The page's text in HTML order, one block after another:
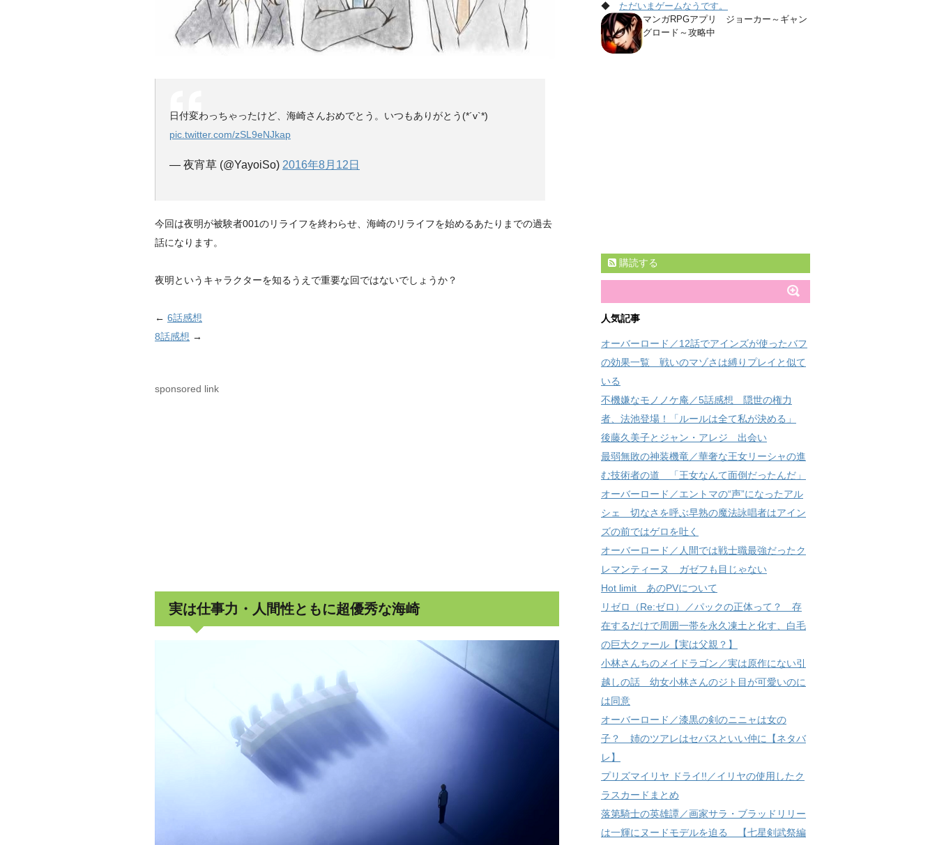
日付変わっちゃったけど、海崎さんおめでとう。いつもありがとう(*´v`*)
pic.twitter.com/zSL9eNJkap
— 夜宵草 (@YayoiSo) 2016年8月12日
今回は夜明が被験者001のリライフを終わらせ、海崎のリライフを始めるあたりまでの過去
話になります。
夜明というキャラクターを知るうえで重要な回ではないでしょうか？
← 6話感想
8話感想 →
sponsored link
実は仕事力・人間性ともに超優秀な海崎
◆ ただいまゲームなうです。
マンガRPGアプリ ジョーカー～ギャン
グロード～攻略中
購読する
人気記事
オーバーロード／12話でアインズが使ったバフ
の効果一覧 戦いのマゾさは縛りプレイと似て
いる
不機嫌なモノノケ庵／5話感想 隠世の権力
者、法池登場！「ルールは全て私が決める」
後藤久美子とジャン・アレジ 出会い
最弱無敗の神装機竜／華奢な王女リーシャの進
む技術者の道 「王女なんて面倒だったんだ」
オーバーロード／エントマの“声”になったアル
シェ 切なさを呼ぶ早熟の魔法詠唱者はアイン
ズの前ではゲロを吐く
オーバーロード／人間では戦士職最強だったク
レマンティーヌ ガゼフも目じゃない
Hot limit あのPVについて
リゼロ（Re:ゼロ）／パックの正体って？ 存
在するだけで周囲一帯を永久凍土と化す、白毛
の巨大クァール【実は父親？】
小林さんちのメイドラゴン／実は原作にない引
越しの話 幼女小林さんのジト目が可愛いのに
は同意
オーバーロード／漆黒の剣のニニャは女の
子？ 姉のツアレはセバスといい仲に【ネタバ
レ】
プリズマイリヤ ドライ!!／イリヤの使用したク
ラスカードまとめ
落第騎士の英雄譚／画家サラ・ブラッドリリー
は一輝にヌードモデルを迫る 【七星剣武祭編